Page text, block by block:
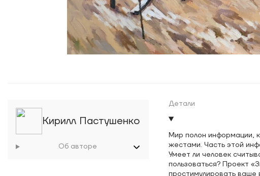
Кирилл Пастушенко
Об авторе
Детали
Мир полон информации,
жестами. Часть этой
Умеет ли человек
пользоваться? Проект
простимулировать